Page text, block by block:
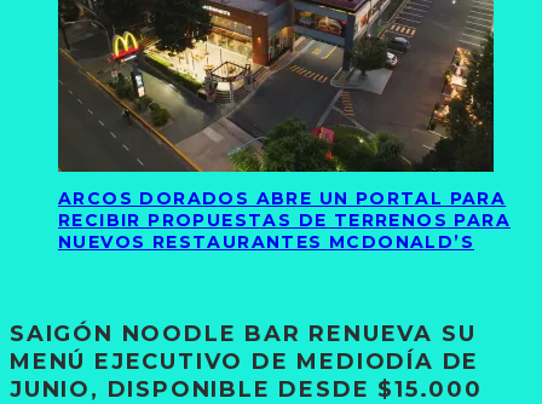
ARCOS DORADOS ABRE UN PORTAL PARA
RECIBIR PROPUESTAS DE TERRENOS PARA
NUEVOS RESTAURANTES MCDONALD’S
SAIGÓN NOODLE BAR RENUEVA SU
MENÚ EJECUTIVO DE MEDIODÍA DE
JUNIO, DISPONIBLE DESDE $15.000